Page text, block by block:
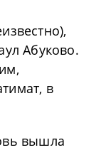
Абуково.
в
вышла